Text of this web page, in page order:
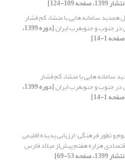
همدید سامانه هایی با منشاء کم فشار
در جنوب و جنوبغرب ایران [دوره 1399،
سامانه هایی با منشاء کم فشار
در جنوب و جنوبغرب ایران [دوره 1399،
و تطور فرهنگی: ارزیابی پدیده اقلیمی